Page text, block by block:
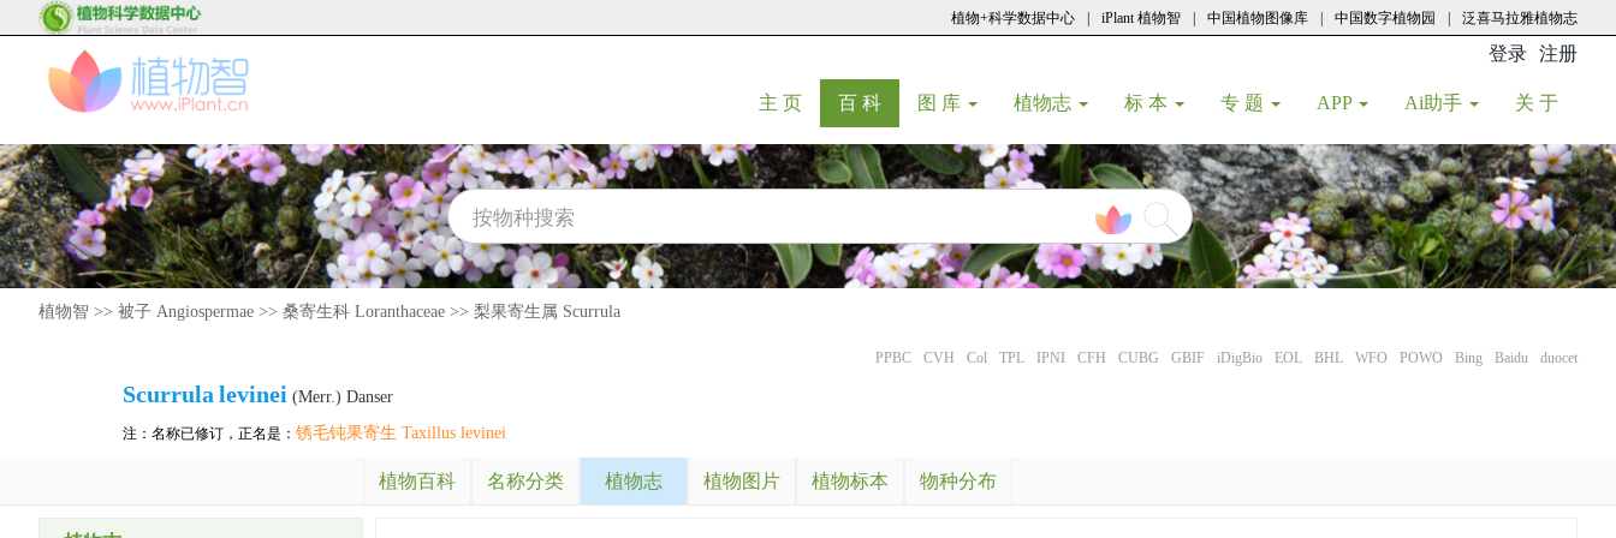
植物+科学数据中心 iPlant 植物智 中国植物图像库 中国数字植物园 泛喜马拉雅植物志
登录 注册
主 页(current)
百 科(current)
图 库 植物志 标 本 专 题 APP Ai助手 关 于
植物智 >> 被子 Angiospermae >> 桑寄生科 Loranthaceae >> 梨果寄生属 Scurrula
PPBC CVH Col TPL IPNI CFH CUBG GBIF iDigBio EOL BHL WFO POWO Bing Baidu duocet
Scurrula levinei (Merr.) Danser
注：名称已修订，正名是： 锈毛钝果寄生 Taxillus levinei
植物百科 名称分类 植物志 植物图片 植物标本 物种分布